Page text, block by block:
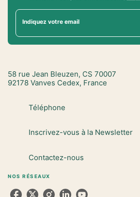
Indiquez votre email
58 rue Jean Bleuzen, CS 70007
92178 Vanves Cedex, France
Téléphone
Inscrivez-vous à la Newsletter
Contactez-nous
NOS RÉSEAUX